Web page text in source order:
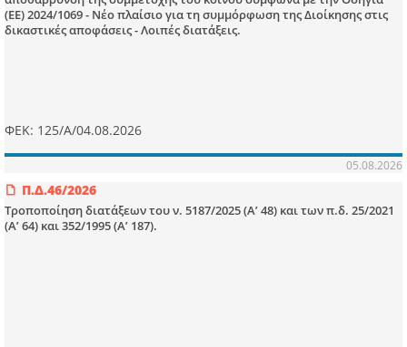
(ΕΕ) 2024/1069 - Νέο πλαίσιο για τη συμμόρφωση της Διοίκησης στις
δικαστικές αποφάσεις - Λοιπές διατάξεις.
ΦΕΚ: 125/Α/04.08.2026
05.08.2026
Π.Δ.46/2026
Τροποποίηση διατάξεων του ν. 5187/2025 (Α’ 48) και των π.δ. 25/2021
(Α’ 64) και 352/1995 (Α’ 187).